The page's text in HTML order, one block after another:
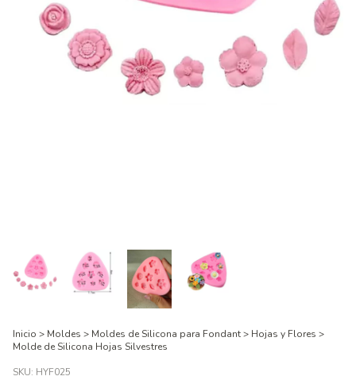
Inicio > Moldes > Moldes de Silicona para Fondant> Hojas y Flores >
Molde de Silicona Hojas Silvestres
SKU: HYF025